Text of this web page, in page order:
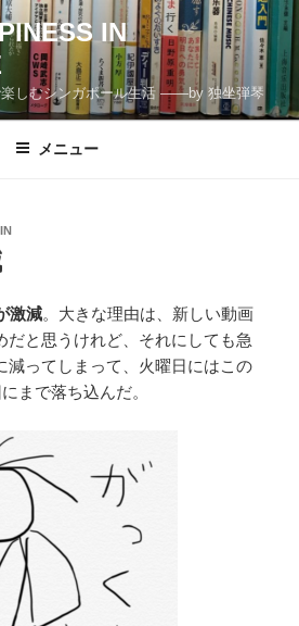
IN
しむシンガポール生活 ――by 独坐弾琴
メニュー
激減。大きな理由は、新しい動画
だと思うけれど、それにしても急
減ってしまって、火曜日にはこの
まで落ち込んだ。